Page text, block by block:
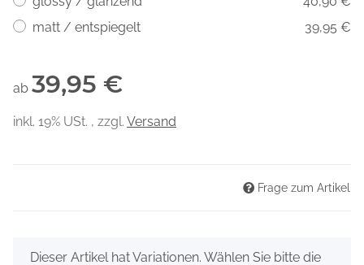
matt / entspiegelt
39,95 €
ab 39,95 €
inkl. 19% USt. , zzgl. Versand
Frage zum Artikel
x
Dieser Artikel hat Variationen. Wählen Sie bitte die